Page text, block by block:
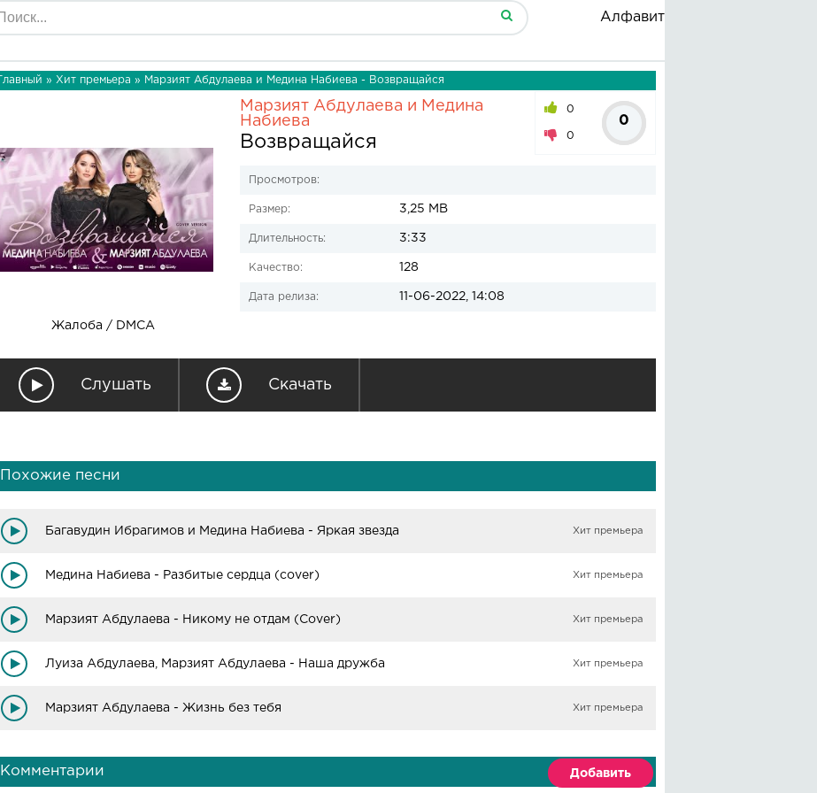
Алфавит
Главный » Хит премьера » Марзият Абдулаева и Медина Набиева - Возвращайся
Жалоба / DMCA
Марзият Абдулаева и Медина
Набиева
Возвращайся
0
0
0
Просмотров:
Размер: 3,25 MB
Длительность: 3:33
Качество: 128
Дата релиза: 11-06-2022, 14:08
Слушать Скачать
Похожие песни
Багавудин Ибрагимов и Медина Набиева - Яркая звезда Хит премьера
Медина Набиева - Разбитые сердца (cover) Хит премьера
Марзият Абдулаева - Никому не отдам (Cover) Хит премьера
Луиза Абдулаева, Марзият Абдулаева - Наша дружба Хит премьера
Марзият Абдулаева - Жизнь без тебя Хит премьера
Комментарии Добавить